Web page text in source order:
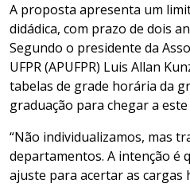
A proposta apresenta um
didádica, com prazo de dois
Segundo o presidente da
UFPR (APUFPR) Luis Allan
tabelas de grade horária da
graduação para chegar a
“Não individualizamos, mas
departamentos. A intenção é
ajuste para acertar as cargas